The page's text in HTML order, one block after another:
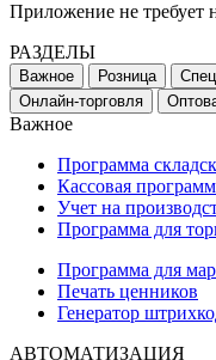
Приложение не
РАЗДЕЛЫ
Важное Розница
Онлайн-торговля
Важное
Программа
Кассовая
Учет на
Программа для
Программа для
Печать ценников
Генератор
АВТОМАТИЗАЦИЯ